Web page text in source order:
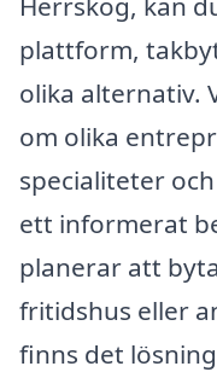
plattform,
olika alternativ.
om olika
specialiteter
ett informerat
planerar att
fritidshus eller
finns det